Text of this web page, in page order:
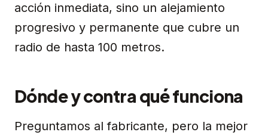
acción inmediata, sino un alejamiento
progresivo y permanente que cubre un
radio de hasta 100 metros.
Dónde y contra qué funciona
Preguntamos al fabricante, pero la mejor